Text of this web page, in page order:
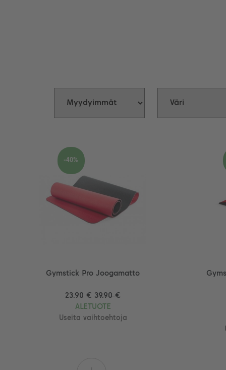
Gymstick Pro Joogamatto
23.90 € 39.90 €
ALETUOTE
Useita vaihtoehtoja
-40%